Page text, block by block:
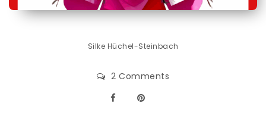
Silke Hüchel-Steinbach
2 Comments